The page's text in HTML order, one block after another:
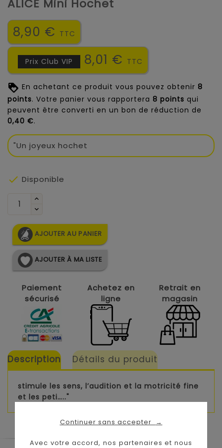
Continuer sans accepter →
Avec votre accord, nos partenaires et nous
ALICE Mini Hochet
8,90 € TTC
Prix Club VIP 8,01 € TTC
En achetant ce produit vous pouvez obtenir 8
points. Votre panier vous rapportera 8 points qui
peuvent être converti en un bon de réduction de
0,40 €.
"Un joyeux hochet
 Disponible
AJOUTER AU PANIER
AJOUTER À MA LISTE
Paiement
sécurisé
Achetez en
ligne
Retrait en
magasin
Description Détails du produit
stimule les sens, l’audition et la motricité fine
et les peti….."